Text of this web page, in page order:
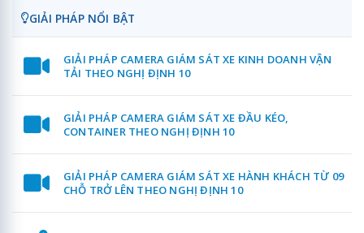
GIẢI PHÁP NỔI BẬT
GIẢI PHÁP CAMERA GIÁM SÁT XE KINH DOANH VẬN
TẢI THEO NGHỊ ĐỊNH 10
GIẢI PHÁP CAMERA GIÁM SÁT XE ĐẦU KÉO,
CONTAINER THEO NGHỊ ĐỊNH 10
GIẢI PHÁP CAMERA GIÁM SÁT XE HÀNH KHÁCH TỪ 09
CHỖ TRỞ LÊN THEO NGHỊ ĐỊNH 10